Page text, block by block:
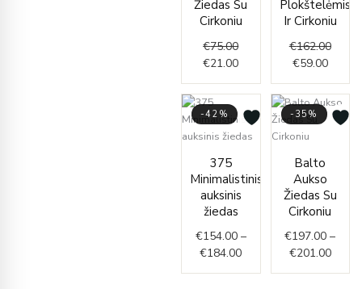
Žiedas Su
Cirkoniu
€75.00
€21.00
Plokštelėmis
Ir Cirkoniu
€162.00
€59.00
-42%
375
Minimalistinis
auksinis
žiedas
€154.00 –
€184.00
€154.00
-35%
Balto
Aukso
Žiedas Su
Cirkoniu
€197.00 –
€201.00